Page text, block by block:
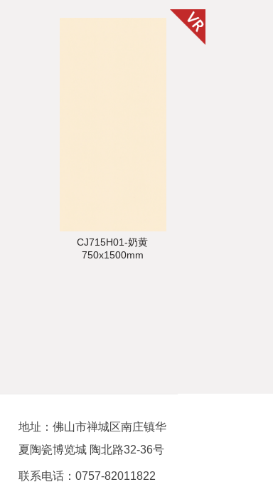
CJ715H01-奶黄
750x1500mm
地址：佛山市禅城区南庄镇华
夏陶瓷博览城 陶北路32-36号
联系电话：0757-82011822